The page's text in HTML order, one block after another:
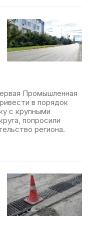
Промышленная
в порядок
с крупными
попросили
региона.